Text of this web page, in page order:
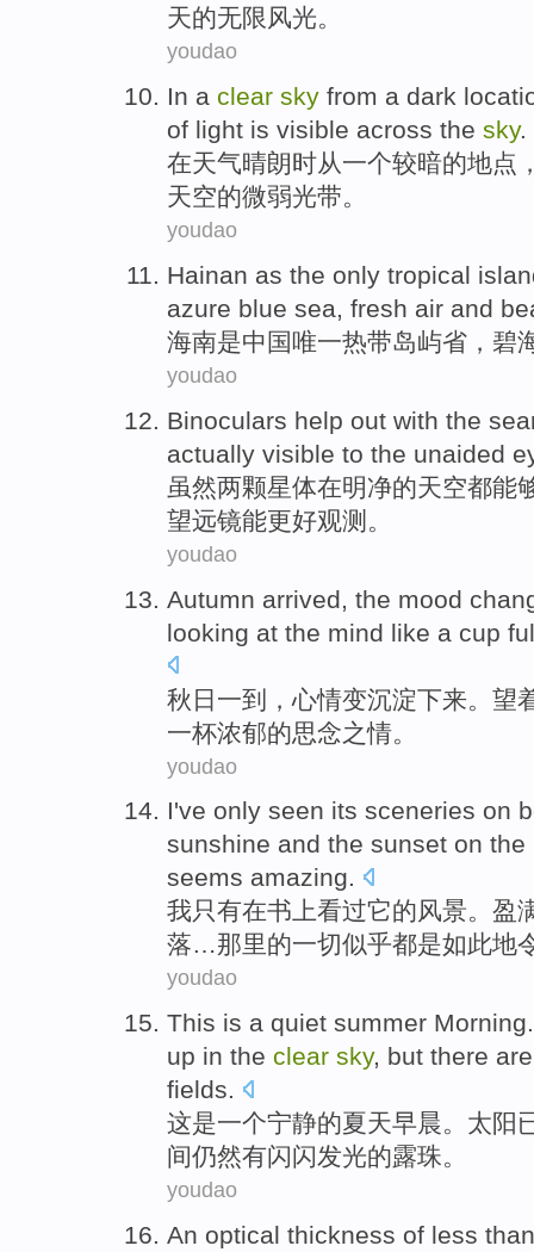
天的无限 风光。
youdao
In a clear sky from a dark
of light is visible across the sky.
在天气晴朗时从一个较暗的地点
天空的微弱光带。
youdao
Hainan as the only tropical
azure blue sea, fresh air and
海南是中国唯一热带岛屿省， 碧
youdao
Binoculars help out with the
actually visible to the unaided
虽然两颗星体在明净的天空都能
望远镜能更好观测。
youdao
Autumn arrived , the mood
looking at the mind like a cup
秋日 一到，心情变沉淀下来。 望
一杯浓郁的思念之情。
youdao
I've only seen its sceneries on
sunshine and the sunset on the
seems amazing.
我只有在书上看过它的风景。盈
落…那里的一切似乎都是如此地
youdao
This is a quiet summer Morning.
up in the clear sky, but there are
fields.
这是一个宁静的夏天早晨。 太阳
间仍然有闪闪发光的露珠。
youdao
An optical thickness of less than